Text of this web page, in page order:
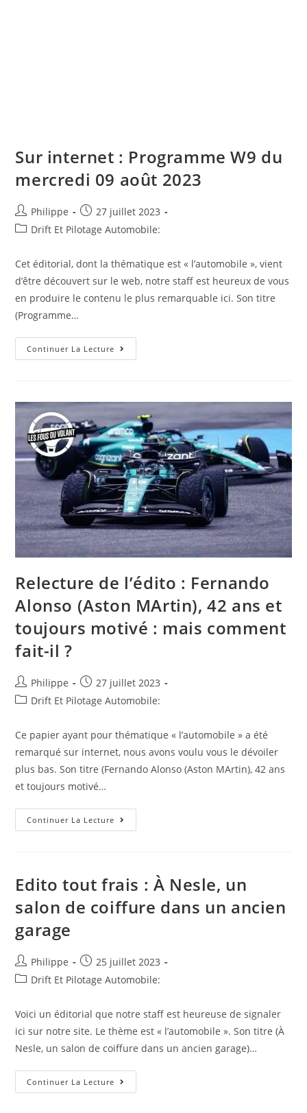
Sur internet : Programme W9 du
mercredi 09 août 2023
Auteur/autrice
de
Philippe
Post
published:
27 juillet 2023
PostDrift Et Pilotage Automobile:
Cet éditorial, dont la thématique est « l’automobile », vient
d’être découvert sur le web, notre staff est heureux de vous
en produire le contenu le plus remarquable ici. Son titre
(Programme…
Continuer La Lecture Sur
Internet
Mercredi
Août
2023
Relecture de l’édito : Fernando
Alonso (Aston MArtin), 42 ans et
toujours motivé : mais comment
fait-il ?
Auteur/autrice
de
Philippe
Post
published:
27 juillet 2023
PostDrift Et Pilotage Automobile:
Ce papier ayant pour thématique « l’automobile » a été
remarqué sur internet, nous avons voulu vous le dévoiler
plus bas. Son titre (Fernando Alonso (Aston MArtin), 42 ans
et toujours motivé…
Continuer La Lecture Relecture
De
(Aston
MArtin),
Ans
Et
Comment
Il
Edito tout frais : À Nesle, un
salon de coiffure dans un ancien
garage
Auteur/autrice
de
Philippe
Post
published:
25 juillet 2023
PostDrift Et Pilotage Automobile:
Voici un éditorial que notre staff est heureuse de signaler
ici sur notre site. Le thème est « l’automobile ». Son titre (À
Nesle, un salon de coiffure dans un ancien garage)…
Continuer La Lecture Edito
Tout